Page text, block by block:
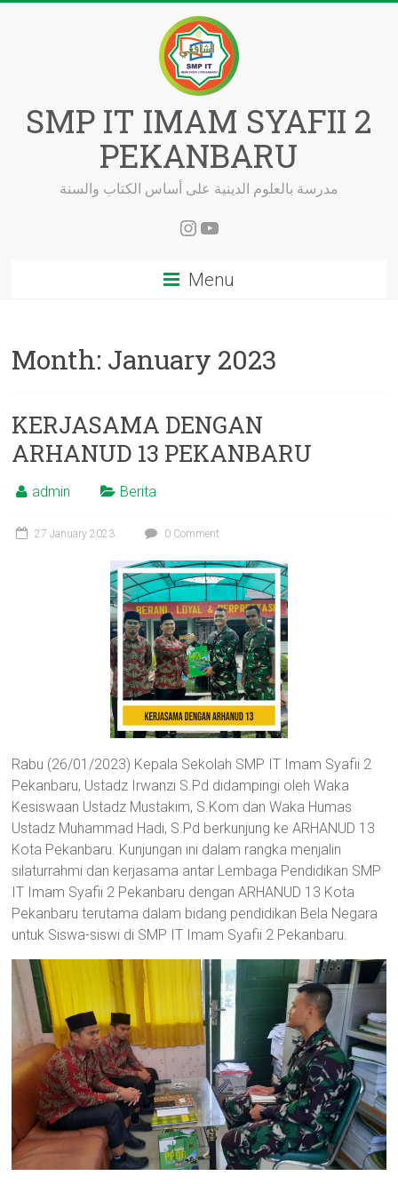
SMP IT IMAM SYAFII 2
PEKANBARU
مدرسة بالعلوم الدينية على أساس الكتاب والسنة
Instagram
YouTube
Menu
Month: January 2023
KERJASAMA DENGAN
ARHANUD 13 PEKANBARU
admin Berita
27 January 2023 0 Comment
Rabu (26/01/2023) Kepala Sekolah SMP IT Imam Syafii 2
Pekanbaru, Ustadz Irwanzi S.Pd didampingi oleh Waka
Kesiswaan Ustadz Mustakim, S.Kom dan Waka Humas
Ustadz Muhammad Hadi, S.Pd berkunjung ke ARHANUD 13
Kota Pekanbaru. Kunjungan ini dalam rangka menjalin
silaturrahmi dan kerjasama antar Lembaga Pendidikan SMP
IT Imam Syafii 2 Pekanbaru dengan ARHANUD 13 Kota
Pekanbaru terutama dalam bidang pendidikan Bela Negara
untuk Siswa-siswi di SMP IT Imam Syafii 2 Pekanbaru.